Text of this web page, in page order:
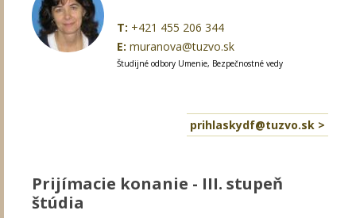
T: +421 455 206 344
E: muranova@tuzvo.sk
Študijné odbory Umenie, Bezpečnostné vedy
prihlaskydf@tuzvo.sk >
Prijímacie konanie - III. stupeň
štúdia